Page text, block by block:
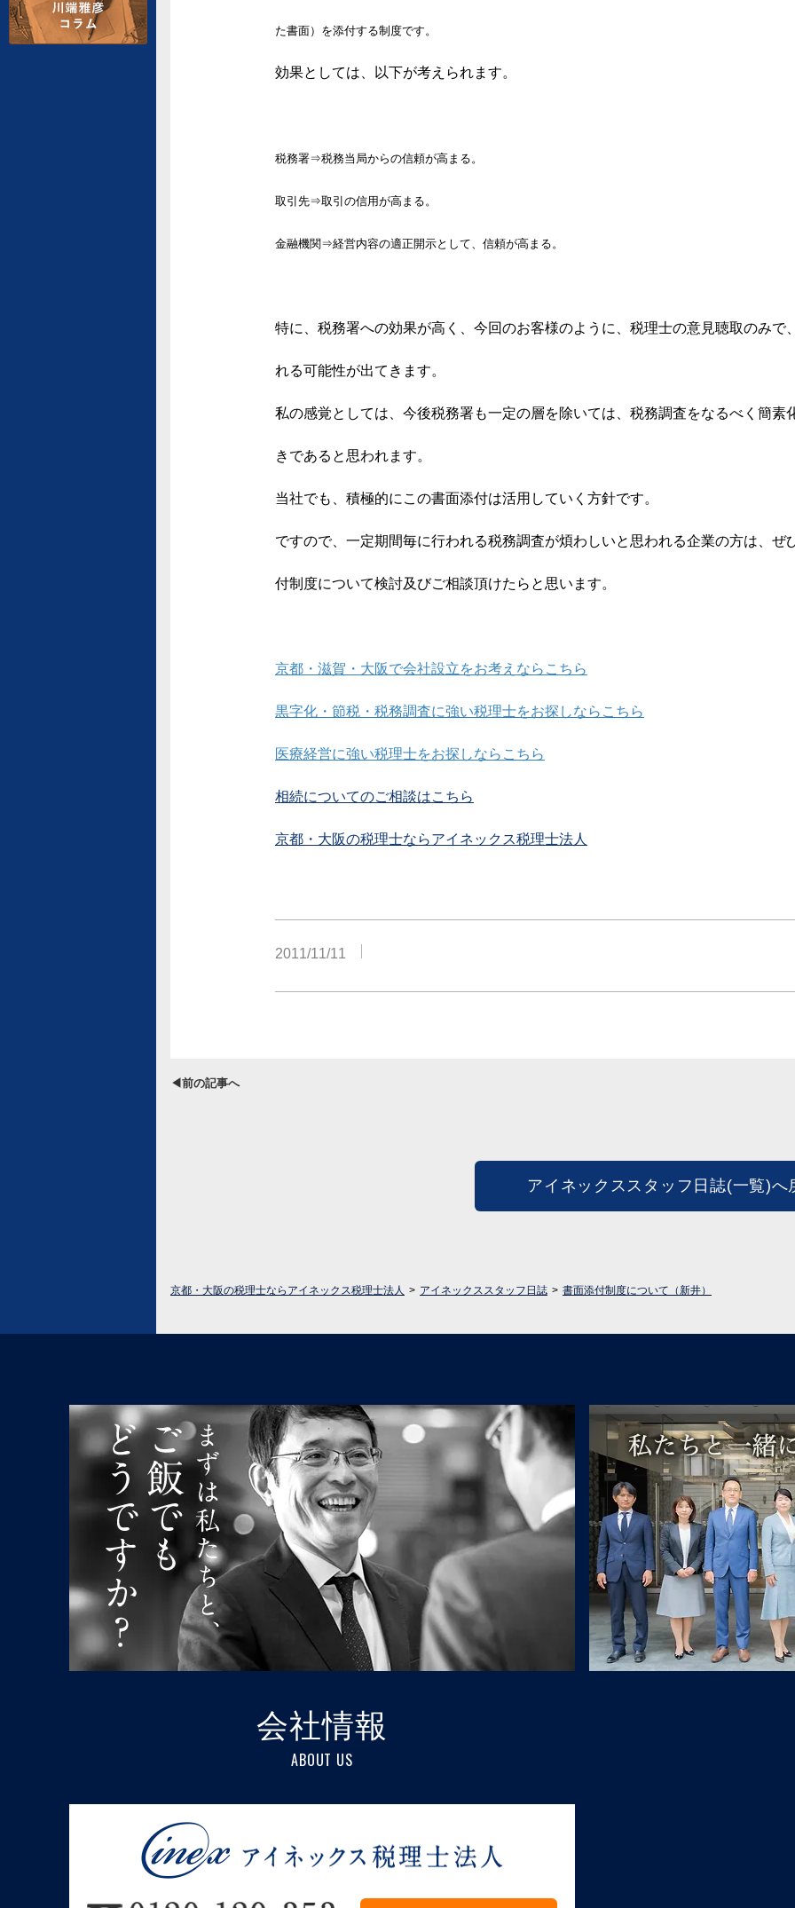
た書面）を添付する制度です。
効果としては、以下が考えられます。
税務署⇒税務当局からの信頼が高まる。
取引先⇒取引の信用が高まる。
金融機関⇒経営内容の適正開示として、信頼が高まる。
特に、税務署への効果が高く、今回のお客様のように、税理士の意見聴取のみで
れる可能性が出てきます。
私の感覚としては、今後税務署も一定の層を除いては、税務調査をなるべく簡素
きであると思われます。
当社でも、積極的にこの書面添付は活用していく方針です。
ですので、一定期間毎に行われる税務調査が煩わしいと思われる企業の方は、ぜ
付制度について検討及びご相談頂けたらと思います。
京都・滋賀・大阪で会社設立をお考えならこちら
黒字化・節税・税務調査に強い税理士をお探しならこちら
医療経営に強い税理士をお探しならこちら
相続についてのご相談はこちら
京都・大阪の税理士ならアイネックス税理士法人
2011/11/11
◀前の記事へ
アイネックススタッフ日誌(一覧)へ
京都・大阪の税理士ならアイネックス税理士法人 アイネックススタッフ日誌 書面添付制度について（新井）
会社情報
ABOUT US